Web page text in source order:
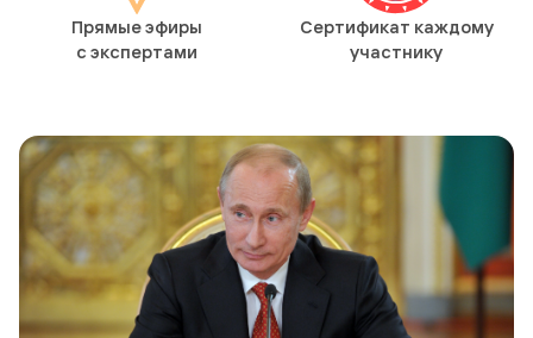
Прямые эфиры
с экспертами
Сертификат каждому
участнику